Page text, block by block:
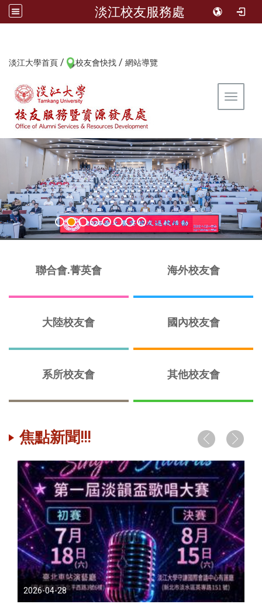
淡江校友服務處
淡江大學首頁 / 校友會快找 / 網站導覽
Toggle
聯合會.菁英會 海外校友會
大陸校友會 國內校友會
系所校友會 其他校友會
焦點新聞!!!
2026-04-28